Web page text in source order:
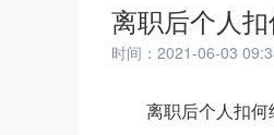
离职后个人
时间：2021-06-03
离职后个人扣何